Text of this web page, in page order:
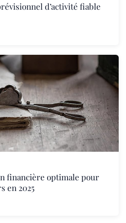
d’activité fiable
financière optimale pour
en 2025